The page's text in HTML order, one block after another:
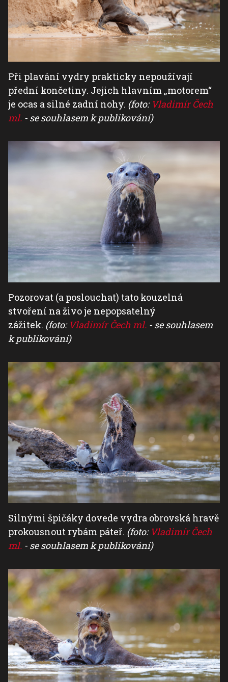
Při plavání vydry prakticky nepoužívají
přední končetiny. Jejich hlavním „motorem“
je ocas a silné zadní nohy. (foto: Vladimír Čech
ml. - se souhlasem k publikování)
Pozorovat (a poslouchat) tato kouzelná
stvoření na živo je nepopsatelný
zážitek. (foto: Vladimír Čech ml. - se souhlasem
k publikování)
Silnými špičáky dovede vydra obrovská hravě
prokousnout rybám páteř. (foto: Vladimír Čech
ml. - se souhlasem k publikování)